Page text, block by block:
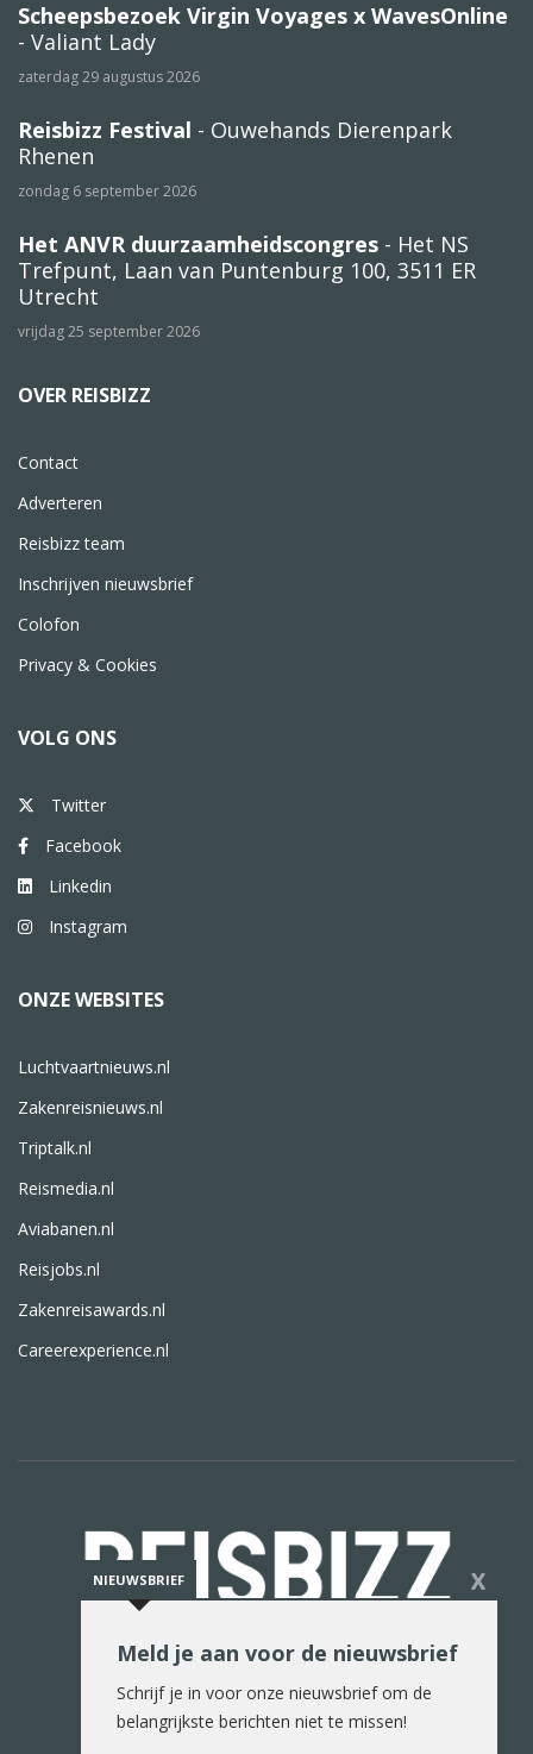
Scheepsbezoek Virgin Voyages x WavesOnline
- Valiant Lady
zaterdag 29 augustus 2026
Reisbizz Festival - Ouwehands Dierenpark
Rhenen
zondag 6 september 2026
Het ANVR duurzaamheidscongres - Het NS
Trefpunt, Laan van Puntenburg 100, 3511 ER
Utrecht
vrijdag 25 september 2026
OVER REISBIZZ
Contact
Adverteren
Reisbizz team
Inschrijven nieuwsbrief
Colofon
Privacy & Cookies
VOLG ONS
Twitter
Facebook
Linkedin
Instagram
ONZE WEBSITES
Luchtvaartnieuws.nl
Zakenreisnieuws.nl
Triptalk.nl
Reismedia.nl
Aviabanen.nl
Reisjobs.nl
Zakenreisawards.nl
Careerexperience.nl
De reiswereld in woord en beeld
NIEUWSBRIEF X
Meld je aan voor de nieuwsbrief
Schrijf je in voor onze nieuwsbrief om de
belangrijkste berichten niet te missen!